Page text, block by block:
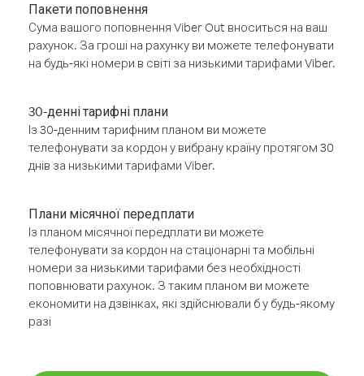
Пакети поповнення
Сума вашого поповнення Viber Out вноситься на ваш
рахунок. За гроші на рахунку ви можете телефонувати
на будь-які номери в світі за низькими тарифами Viber.
30-денні тарифні плани
Із 30-денним тарифним планом ви можете
телефонувати за кордон у вибрану країну протягом 30
днів за низькими тарифами Viber.
Плани місячної передплати
Із планом місячної передплати ви можете
телефонувати за кордон на стаціонарні та мобільні
номери за низькими тарифами без необхідності
поповнювати рахунок. З таким планом ви можете
економити на дзвінках, які здійснювали б у будь-якому
разі